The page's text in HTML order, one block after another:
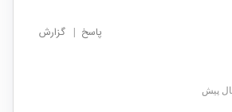
پاسخ | گزارش